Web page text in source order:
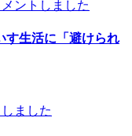
ントしました
す生活に「避けられ
ました